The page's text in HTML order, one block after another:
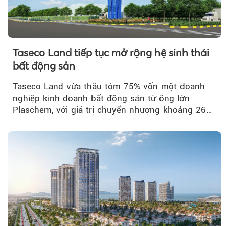
Taseco Land tiếp tục mở rộng hệ sinh thái
bất động sản
Taseco Land vừa thâu tóm 75% vốn một doanh
nghiệp kinh doanh bất động sản từ ông lớn
Plaschem, với giá trị chuyển nhượng khoảng 262